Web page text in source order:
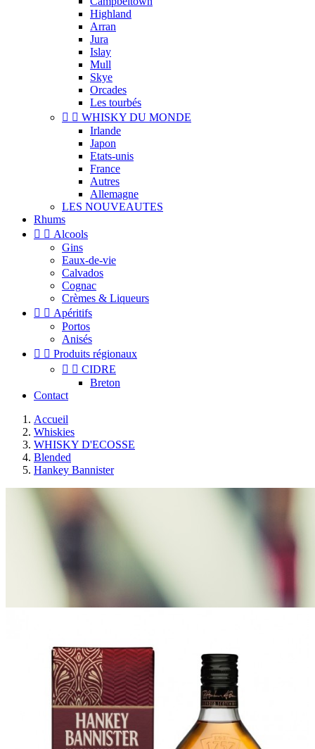
Highland
Arran
Jura
Islay
Mull
Skye
Orcades
Les tourbés
  WHISKY DU MONDE
Irlande
Japon
Etats-unis
France
Autres
Allemagne
LES NOUVEAUTES
Rhums
  Alcools
Gins
Eaux-de-vie
Calvados
Cognac
Crèmes & Liqueurs
  Apéritifs
Portos
Anisés
  Produits régionaux
  CIDRE
Breton
Contact
Accueil
Whiskies
WHISKY D'ECOSSE
Blended
Hankey Bannister